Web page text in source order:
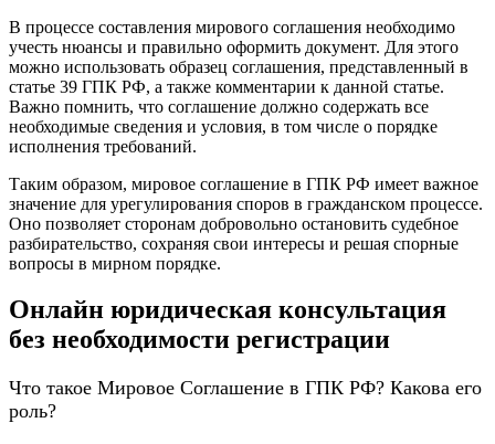
В процессе составления мирового соглашения необходимо
учесть нюансы и правильно оформить документ. Для этого
можно использовать образец соглашения, представленный в
статье 39 ГПК РФ, а также комментарии к данной статье.
Важно помнить, что соглашение должно содержать все
необходимые сведения и условия, в том числе о порядке
исполнения требований.
Таким образом, мировое соглашение в ГПК РФ имеет важное
значение для урегулирования споров в гражданском процессе.
Оно позволяет сторонам добровольно остановить судебное
разбирательство, сохраняя свои интересы и решая спорные
вопросы в мирном порядке.
Онлайн юридическая консультация
без необходимости регистрации
Что такое Мировое Соглашение в ГПК РФ? Какова его
роль?